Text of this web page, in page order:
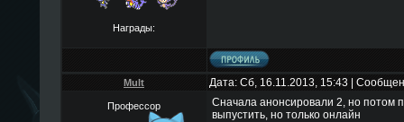
Награды:
Mult Дата: Сб, 16.11.2013, 15:43 |
Профессор
Сначала анонсировали 2, но потом
выпустить, но только онлайн